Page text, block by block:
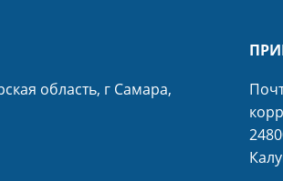
область, г Самара,